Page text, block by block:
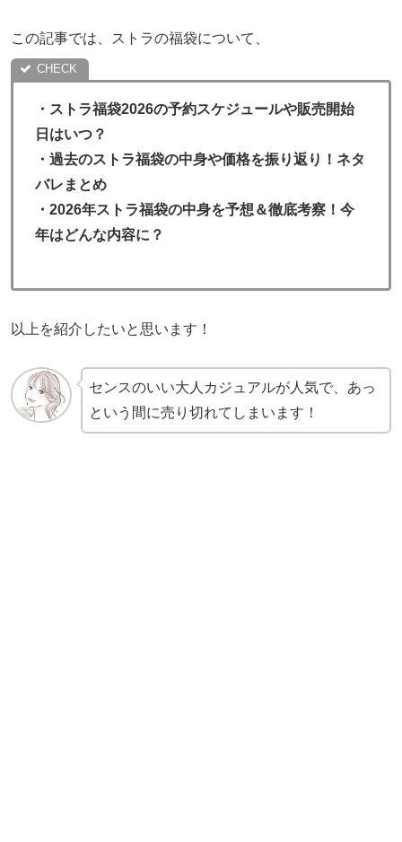
この記事では、ストラの福袋について、
・ ストラ福袋2026の予約スケジュールや販売開始
日はいつ？
・過去のストラ福袋の中身や価格を振り返り！ネタ
バレまとめ
・2026年ストラ福袋の中身を予想＆徹底考察！今
年はどんな内容に？
以上を紹介したいと思います！
センスのいい大人カジュアルが人気で、あっ
という間に売り切れてしまいます！